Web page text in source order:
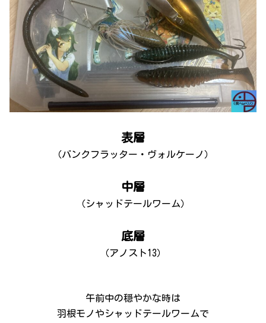
表層
（バンクフラッター・ヴォルケーノ）
中層
（シャッドテールワーム）
底層
（アノスト13）
午前中の穏やかな時は
羽根モノやシャッドテールワームで